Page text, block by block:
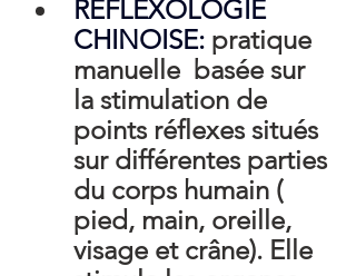
REFLEXOLOGIE
CHINOISE: pratique
manuelle  basée sur
la stimulation de
points réflexes situés
sur différentes parties
du corps humain (
pied, main, oreille,
visage et crâne). Elle